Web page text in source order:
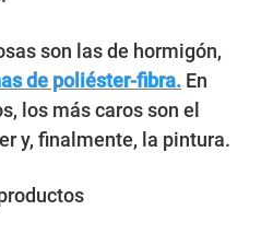
son las de hormigón,
de poliéster-fibra. En
los más caros son el
y, finalmente, la pintura.